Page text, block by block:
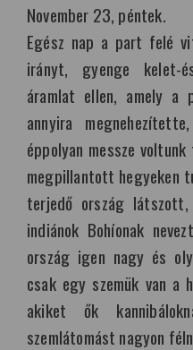
November 23, péntek.
Egész nap a part felé
irányt, gyenge kelet-
áramlat ellen, amely a
annyira
éppolyan messze
megpillantott hegyeken
terjedő ország
indiánok Bohíonak
ország igen nagy és
csak egy szemük van a
akiket ők
szemlátomást nagyon